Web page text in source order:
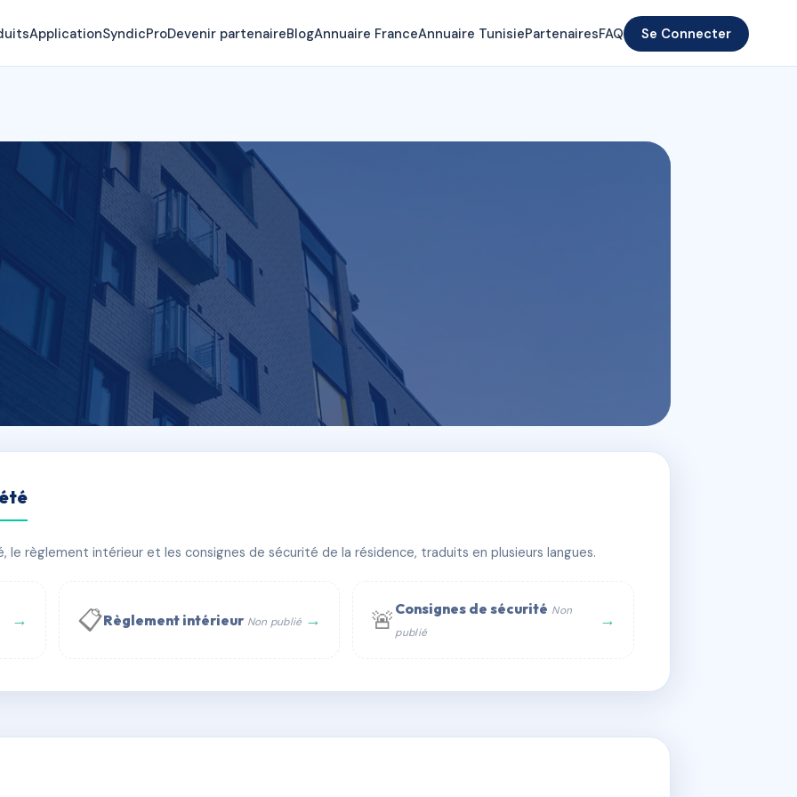
ApplicationSyndicProDevenir partenaireBlogAnnuaire FranceAnnuaire TunisiePartenairesFAQ Se Connecter
WhatsApp
règlement intérieur et les consignes de sécurité de la résidence, traduits en plusieurs langues.
→ 📋Règlement intérieur Non publié → 🚨 Consignes de sécurité Non
publié
→
AC6731525 🇫🇷